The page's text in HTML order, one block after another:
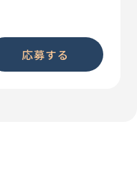
応募する